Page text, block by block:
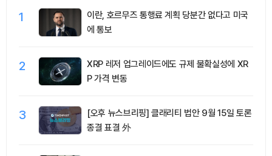
1
이란, 호르무즈 통행료 계획 당분간 없다고 미국
에 통보
2
XRP 레저 업그레이드에도 규제 불확실성에 XR
P 가격 변동
3
[오후 뉴스브리핑] 클래리티 법안 9월 15일 토론
종결 표결 外